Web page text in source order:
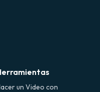
un Video con